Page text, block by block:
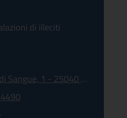
di illeciti
1 - 25040 - Ono San Pietro